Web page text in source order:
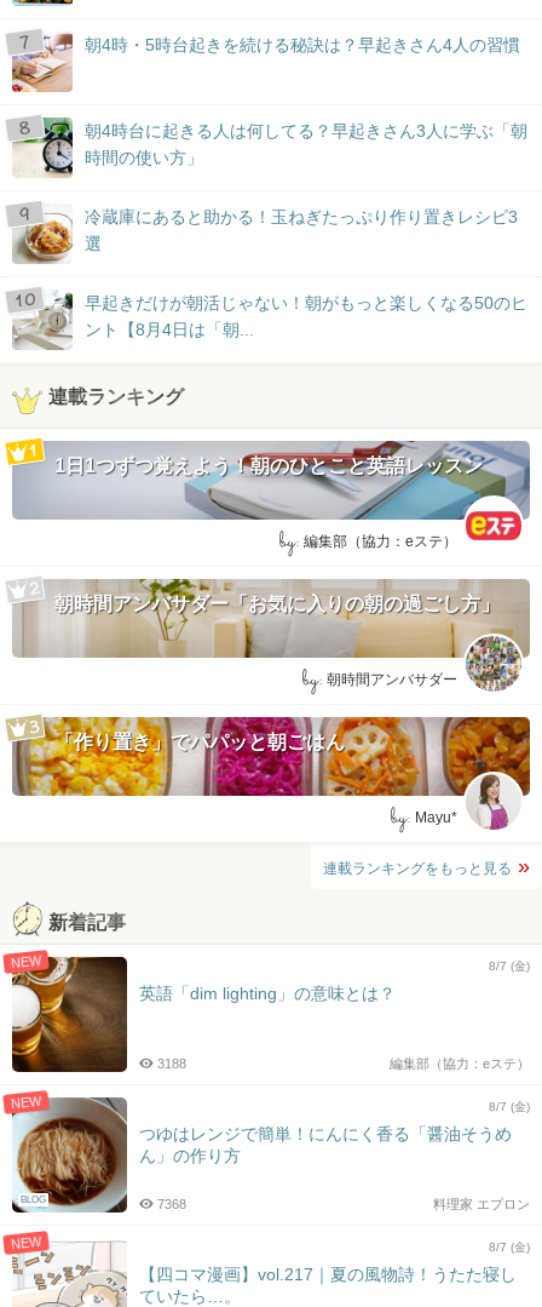
朝4時・5時台起きを続ける秘訣は？早起きさん4人の習慣
朝4時台に起きる人は何してる？早起きさん3人に学ぶ「朝
時間の使い方」
冷蔵庫にあると助かる！玉ねぎたっぷり作り置きレシピ3
選
早起きだけが朝活じゃない！朝がもっと楽しくなる50のヒ
ント【8月4日は「朝...
連載ランキング
1日1つずつ覚えよう！朝のひとこと英語レッスン
by: 編集部（協力：eステ）
朝時間アンバサダー「お気に入りの朝の過ごし方」
by: 朝時間アンバサダー
「作り置き」でパパッと朝ごはん
by: Mayu*
連載ランキングをもっと見る
新着記事
NEW 8/7 (金)
英語「dim lighting」の意味とは？
編集部（協力：eステ）
3188
NEW
BLOG
8/7 (金)
つゆはレンジで簡単！にんにく香る「醤油そうめ
ん」の作り方
料理家 エプロン
7368
NEW 8/7 (金)
【四コマ漫画】vol.217｜夏の風物詩！うたた寝し
ていたら…。